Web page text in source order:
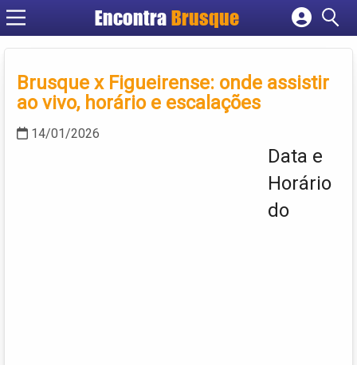
EncontraBrusque
Cadastrar empresa
Criar conta
Brusque x Figueirense: onde assistir
ao vivo, horário e escalações
14/01/2026
Data e
Horário
do